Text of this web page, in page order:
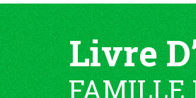
Livre
FAMILLE